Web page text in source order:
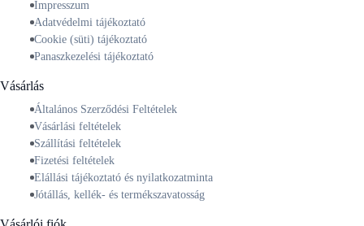
Impresszum
Adatvédelmi tájékoztató
Cookie (süti) tájékoztató
Panaszkezelési tájékoztató
Vásárlás
Általános Szerződési Feltételek
Vásárlási feltételek
Szállítási feltételek
Fizetési feltételek
Elállási tájékoztató és nyilatkozatminta
Jótállás, kellék- és termékszavatosság